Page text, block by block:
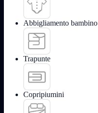
Abbigliamento bambino
Trapunte
Copripiumini